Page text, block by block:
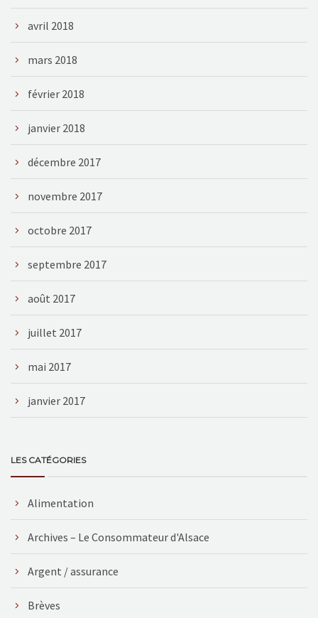
avril 2018
mars 2018
février 2018
janvier 2018
décembre 2017
novembre 2017
octobre 2017
septembre 2017
août 2017
juillet 2017
mai 2017
janvier 2017
LES CATÉGORIES
Alimentation
Archives – Le Consommateur d'Alsace
Argent / assurance
Brèves